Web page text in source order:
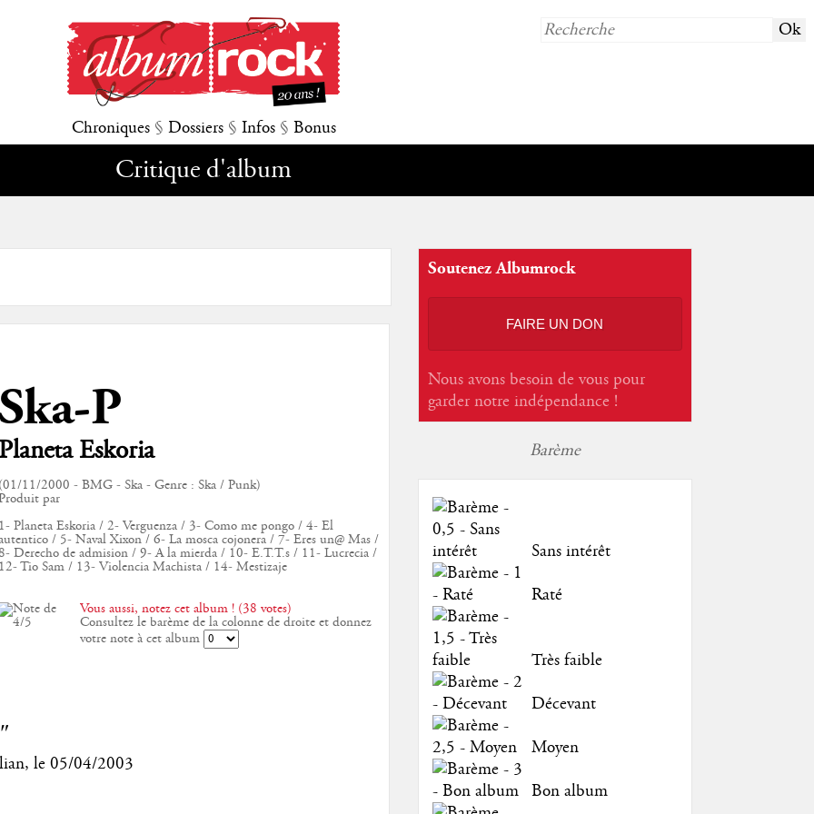
Chroniques § Dossiers § Infos § Bonus
Critique d'album
P
Eskoria
11/2000 - BMG - Ska - Genre : Ska / Punk)
par
Planeta Eskoria / 2- Verguenza / 3- Como me pongo / 4- El
/ 5- Naval Xixon / 6- La mosca cojonera / 7- Eres un@ Mas /
Derecho de admision / 9- A la mierda / 10- E.T.T.s / 11- Lucrecia /
Tio Sam / 13- Violencia Machista / 14- Mestizaje
Vous aussi, notez cet album ! (38 votes)
Consultez le barème de la colonne de droite et donnez
votre note à cet album
, le 05/04/2003
Soutenez Albumrock
FAIRE UN DON
Nous avons besoin de vous pour
garder notre indépendance !
Barème
Sans intérêt
Raté
Très faible
Décevant
Moyen
Bon album